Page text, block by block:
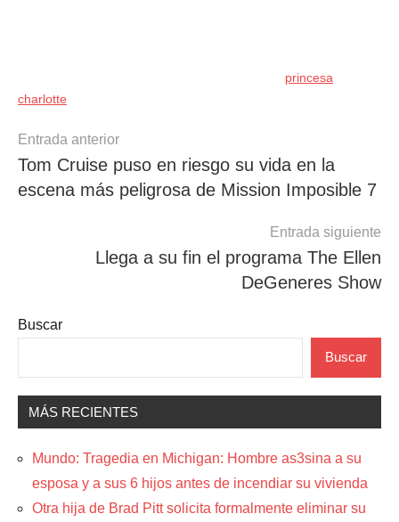
princesa
charlotte
Navegación
de
entradas
Entrada anterior
Tom Cruise puso en riesgo su vida en la
escena más peligrosa de Mission Imposible 7
Entrada siguiente
Llega a su fin el programa The Ellen
DeGeneres Show
Buscar
Buscar
MÁS RECIENTES
Mundo: Tragedia en Michigan: Hombre as3sina a su
esposa y a sus 6 hijos antes de incendiar su vivienda
Otra hija de Brad Pitt solicita formalmente eliminar su